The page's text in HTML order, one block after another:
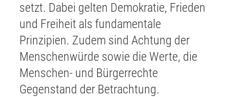
setzt. Dabei gelten Demokratie, Frieden
und Freiheit als fundamentale
Prinzipien. Zudem sind Achtung der
Menschenwürde sowie die Werte, die
Menschen- und Bürgerrechte
Gegenstand der Betrachtung.